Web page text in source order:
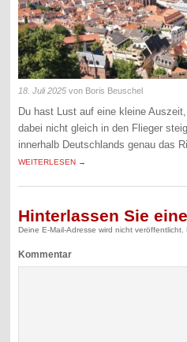
18. Juli 2025 von Boris Beuschel
Du hast Lust auf eine kleine
dabei nicht gleich in den Flieger
innerhalb Deutschlands genau das
WEITERLESEN →
Hinterlassen Sie
Deine E-Mail-Adresse wird nicht veröffentlicht.
Kommentar